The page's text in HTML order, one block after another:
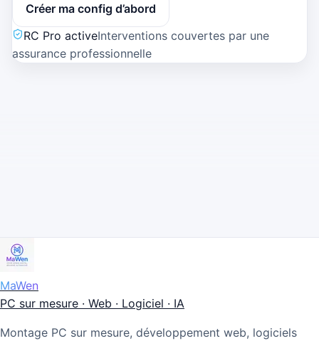
Créer ma config d’abord
RC Pro activeInterventions couvertes par une
assurance professionnelle
MaWen
PC sur mesure · Web · Logiciel · IA
Montage PC sur mesure, développement web, logiciels